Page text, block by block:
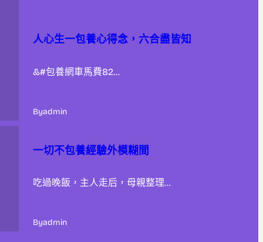
人心生一包養心得念，六合盡皆知
&#包養網車馬費82…
Byadmin
一切不包養經驗外模糊間
吃過晚飯，主人走后，母親整理…
Byadmin